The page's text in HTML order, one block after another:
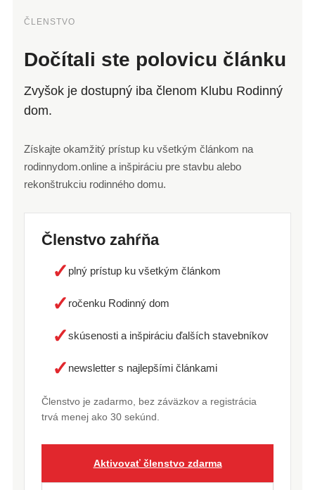
ČLENSTVO
Dočítali ste polovicu článku
Zvyšok je dostupný iba členom Klubu Rodinný
dom.
Získajte okamžitý prístup ku všetkým článkom na
rodinnydom.online a inšpiráciu pre stavbu alebo
rekonštrukciu rodinného domu.
Členstvo zahŕňa
✓ plný prístup ku všetkým článkom
✓ ročenku Rodinný dom
✓skúsenosti a inšpiráciu ďalších stavebníkov
✓ newsletter s najlepšími článkami
Členstvo je zadarmo, bez záväzkov a registrácia
trvá menej ako 30 sekúnd.
Aktivovať členstvo zdarma